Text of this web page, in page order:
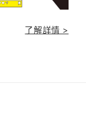
了解詳情 >